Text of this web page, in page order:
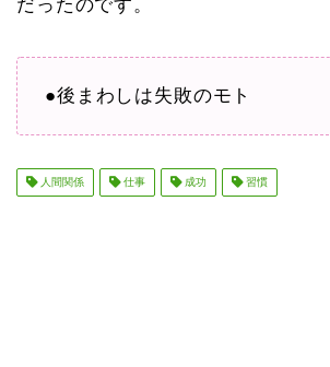
だったのです。
●後まわしは失敗のモト
人間関係 仕事 成功 習慣